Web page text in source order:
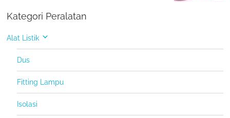
Kategori Peralatan
Alat Listik
Dus
Fitting Lampu
Isolasi